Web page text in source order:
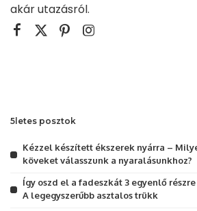
akár utazásról.
5letes posztok
Kézzel készített ékszerek nyárra –
köveket válasszunk a nyaralásunkhoz?
Így oszd el a fadeszkát 3 egyenlő
A legegyszerűbb asztalos trükk